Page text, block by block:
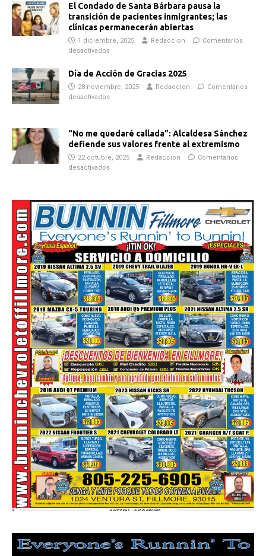
El Condado de Santa Bárbara pausa la
transición de pacientes inmigrantes; las
clínicas permanecerán abiertas
1 diciembre, 2025 Redaccion
Comentarios
desactivados
Día de Acción de Gracias 2025
28 noviembre, 2025 Redaccion
Comentarios
desactivados
“No me quedaré callada”: Alcaldesa Sánchez
defiende sus valores frente al extremismo
22 octubre, 2025 Redaccion
Comentarios
desactivados